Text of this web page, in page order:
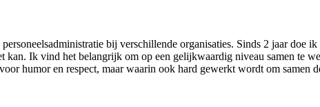
bij verschillende organisaties. Sinds 2 jaar doe
Ik vind het belangrijk om op een gelijkwaardig niveau samen te
humor en respect, maar waarin ook hard gewerkt wordt om samen